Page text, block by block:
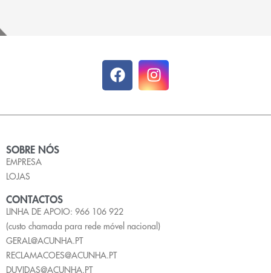
SOBRE NÓS
EMPRESA
LOJAS
CONTACTOS
LINHA DE APOIO: 966 106 922
(custo chamada para rede móvel nacional)
GERAL@ACUNHA.PT
RECLAMACOES@ACUNHA.PT
DUVIDAS@ACUNHA.PT